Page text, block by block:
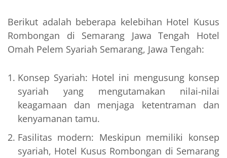
Berikut adalah beberapa kelebihan Hotel Kusus
Rombongan di Semarang Jawa Tengah Hotel
Omah Pelem Syariah Semarang, Jawa Tengah:
Konsep Syariah: Hotel ini mengusung konsep
syariah yang mengutamakan nilai-nilai
keagamaan dan menjaga ketentraman dan
kenyamanan tamu.
Fasilitas modern: Meskipun memiliki konsep
syariah, Hotel Kusus Rombongan di Semarang